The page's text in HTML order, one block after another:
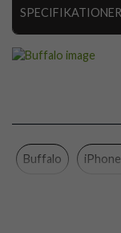
SPECIFIKATIONER
Buffalo